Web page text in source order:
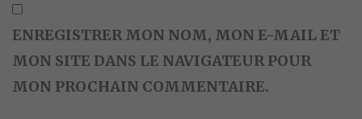
ENREGISTRER MON NOM, MON E-MAIL ET
MON SITE DANS LE NAVIGATEUR POUR
MON PROCHAIN COMMENTAIRE.